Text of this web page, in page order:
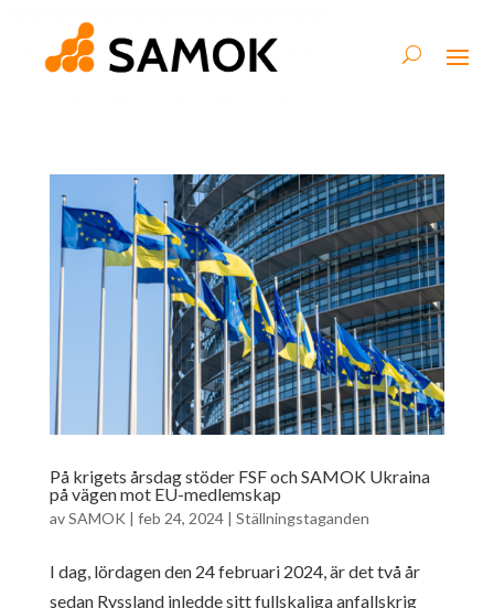
På krigets årsdag stöder FSF och SAMOK Ukraina
på vägen mot EU-medlemskap
avSAMOK | feb 24, 2024| Ställningstaganden
I dag, lördagen den 24 februari 2024, är det två år
sedan Ryssland inledde sitt fullskaliga anfallskrig